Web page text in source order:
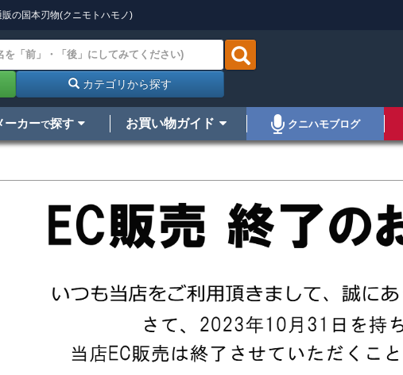
の国本刃物(クニモトハモノ)
カテゴリから探す
ーカーで探す お買い物ガイド クニハモブログ